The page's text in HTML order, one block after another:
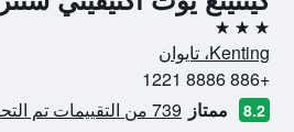
3 نجوم
Kenting، تايوان
+886 8886 1221
8.2 ممتاز 739 من التقييمات تم التحقق منها